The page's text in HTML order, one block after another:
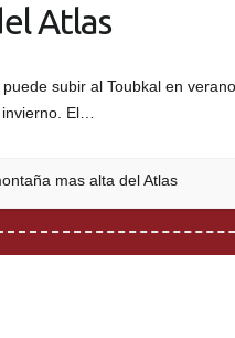
Atlas
subir al Toubkal en
El…
mas alta del Atlas